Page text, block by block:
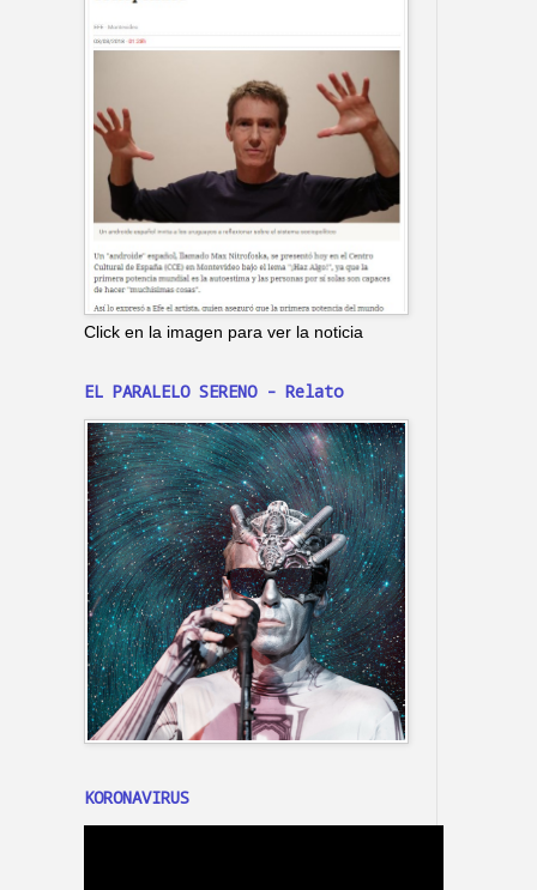
Click en la imagen para ver la noticia
EL PARALELO SERENO - Relato
KORONAVIRUS